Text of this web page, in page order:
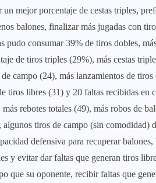
mejor porcentaje de cestas triples,
balones, finalizar más jugadas con
pudo consumar 39% de tiros dobles,
de tiros triples (29%), más cestas
campo (24), más lanzamientos de
tiros libres (31) y 20 faltas recibidas en
rebotes totales (49), más robos de
tiros de campo (sin comodidad)
defensiva para recuperar
y evitar dar faltas que generan tiros
que su oponente, recibir faltas que